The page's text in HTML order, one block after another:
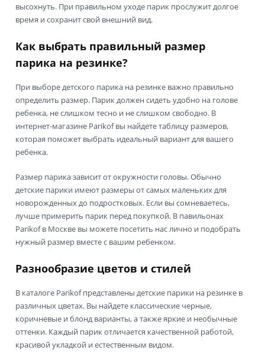
высохнуть. При правильном уходе парик прослужит долгое
время и сохранит свой внешний вид.
Как выбрать правильный размер
парика на резинке?
При выборе детского парика на резинке важно правильно
определить размер. Парик должен сидеть удобно на голове
ребенка, не слишком тесно и не слишком свободно. В
интернет-магазине Parikof вы найдете таблицу размеров,
которая поможет выбрать идеальный вариант для вашего
ребенка.
Размер парика зависит от окружности головы. Обычно
детские парики имеют размеры от самых маленьких для
новорожденных до подростковых. Если вы сомневаетесь,
лучше примерить парик перед покупкой. В павильонах
Parikof в Москве вы можете посетить нас лично и подобрать
нужный размер вместе с вашим ребенком.
Разнообразие цветов и стилей
В каталоге Parikof представлены детские парики на резинке в
различных цветах. Вы найдете классические черные,
коричневые и блонд варианты, а также яркие и необычные
оттенки. Каждый парик отличается качественной работой,
красивой укладкой и естественным видом.